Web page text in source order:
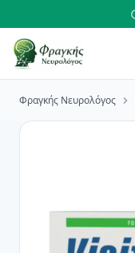
Φραγκής Νευρολόγος